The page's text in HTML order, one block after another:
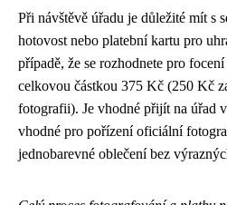
Při návštěvě úřadu je důležité mít s
hotovost nebo platební kartu pro
případě, že se rozhodnete pro
celkovou částkou 375 Kč (250 Kč
fotografii). Je vhodné přijít na úřad
vhodné pro pořízení oficiální
jednobarevné oblečení bez